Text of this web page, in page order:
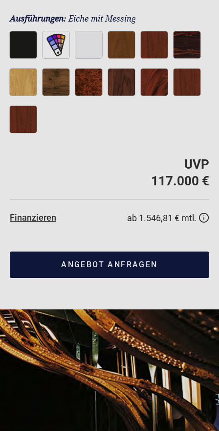
Ausführungen:Eiche mit Messing
UVP
117.000 €
Finanzieren ab 1.546,81 € mtl.
ANGEBOT ANFRAGEN